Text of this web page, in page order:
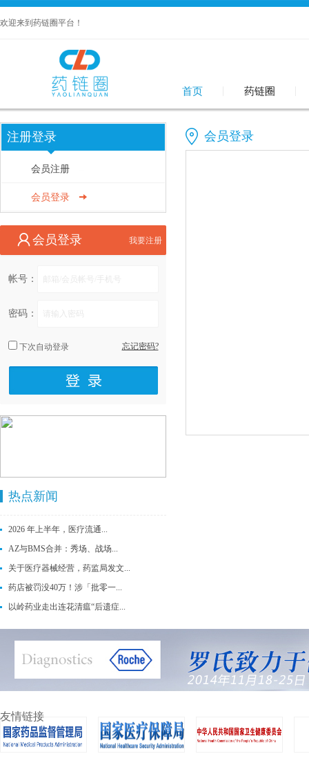
欢迎来到药链圈平台！
首页 药链圈
注册登录
会员注册
会员登录
我要注册
会员登录
帐号：
密码：
忘记密码?
下次自动登录
热点新闻
2026 年上半年，医疗流通...
AZ与BMS合并：秀场、战场...
关于医疗器械经营，药监局发文...
药店被罚没40万！涉「批零一...
以岭药业走出连花清瘟“后遗症...
会员登录
友情链接